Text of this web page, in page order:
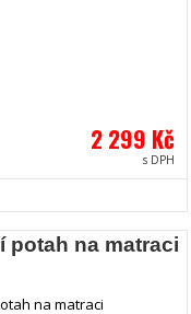
2 299 Kč
s DPH
potah na matraci